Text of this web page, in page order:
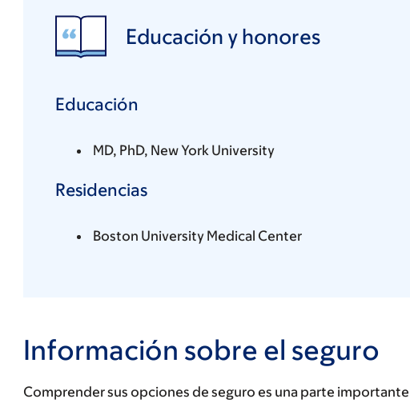
Educación y honores
Educación
MD, PhD, New York University
Residencias
Boston University Medical Center
Información sobre el seguro
Comprender sus opciones de seguro es una parte